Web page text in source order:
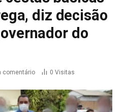
diz decisão
do
comentário 0 Visitas